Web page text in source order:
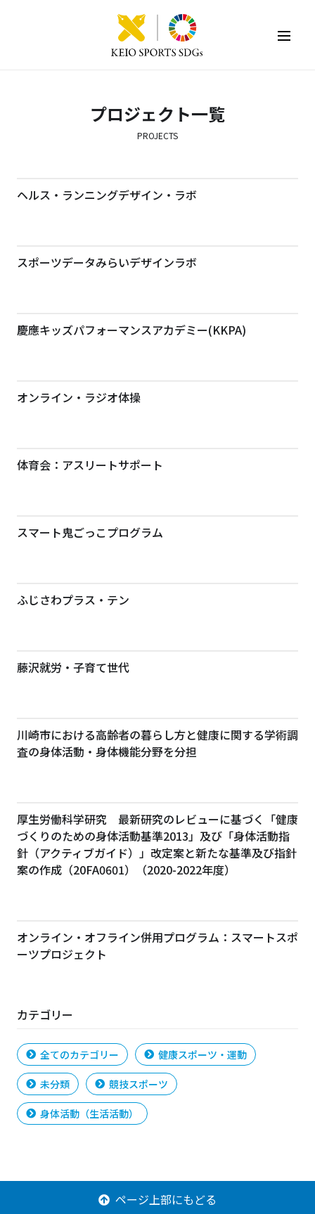
プロジェクト一覧
PROJECTS
ヘルス・ランニングデザイン・ラボ
スポーツデータみらいデザインラボ
慶應キッズパフォーマンスアカデミー(KKPA)
オンライン・ラジオ体操
体育会：アスリートサポート
スマート鬼ごっこプログラム
ふじさわプラス・テン
藤沢就労・子育て世代
川崎市における高齢者の暮らし方と健康に関する学術調
査の身体活動・身体機能分野を分担
厚生労働科学研究 最新研究のレビューに基づく「健康
づくりのための身体活動基準2013」及び「身体活動指
針（アクティブガイド）」改定案と新たな基準及び指針
案の作成（20FA0601）（2020-2022年度）
オンライン・オフライン併用プログラム：スマートスポ
ーツプロジェクト
カテゴリー
全てのカテゴリー 健康スポーツ・運動
未分類 競技スポーツ
身体活動（生活活動）
ページ上部にもどる